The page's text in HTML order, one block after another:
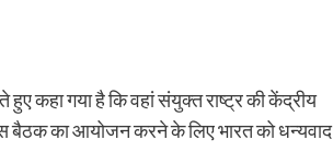
कहा गया है कि वहां संयुक्त राष्ट्र की केंद्रीय
बैठक का आयोजन करने के लिए भारत को धन्यवाद